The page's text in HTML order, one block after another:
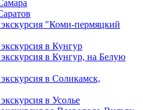
экскурсия "Коми-пермяцкий
в Кунгур
в Кунгур, на Белую
в Соликамск,
в Усолье